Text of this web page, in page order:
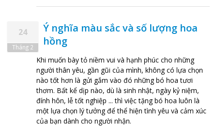
24
Tháng 2
Ý nghĩa màu sắc và số lượng hoa
hồng
Khi muốn bày tỏ niềm vui và hạnh phúc cho những
người thân yêu, gần gũi của mình, không có lựa chọn
nào tốt hơn là gửi gắm vào đó những bó hoa tươi
thơm. Bất kể dịp nào, dù là sinh nhật, ngày kỷ niệm,
đính hôn, lễ tốt nghiệp ... thì việc tặng bó hoa luôn là
một lựa chọn lý tưởng để thể hiện tình yêu và cảm xúc
của bạn dành cho người nhận.